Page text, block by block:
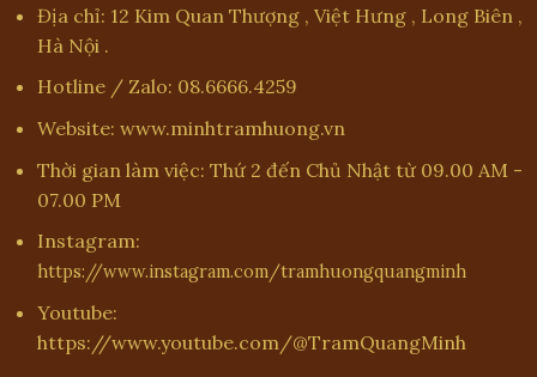
Địa chỉ: 12 Kim Quan Thượng , Việt Hưng , Long Biên ,
Hà Nội .
Hotline / Zalo: 08.6666.4259
Website: www.minhtramhuong.vn
Thời gian làm việc: Thứ 2 đến Chủ Nhật từ 09.00 AM -
07.00 PM
Instagram:
https://www.instagram.com/tramhuongquangminh
Youtube:
https://www.youtube.com/@TramQuangMinh